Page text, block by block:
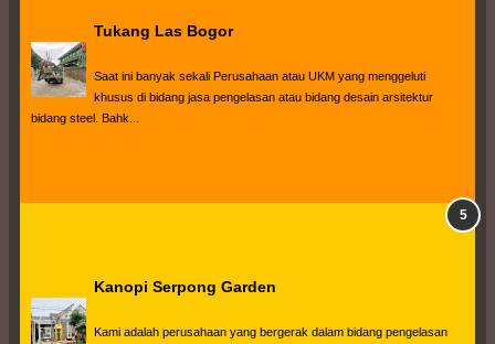
Tukang Las Bogor
Saat ini banyak sekali Perusahaan atau UKM yang menggeluti
khusus di bidang jasa pengelasan atau bidang desain arsitektur
bidang steel. Bahk...
Kanopi Serpong Garden
Kami adalah perusahaan yang bergerak dalam bidang pengelasan